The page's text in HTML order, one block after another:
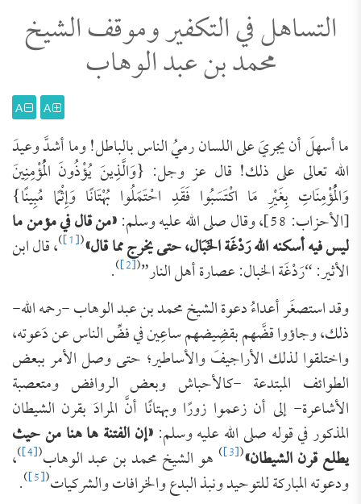
التساهل في التكفير وموقف الشيخ
محمد بن عبد الوهاب
A
A
ما أسهلَ أن يجريَ على اللسان رميُ الناس بالباطل! وما أشدَّ وعيدَ
الله تعالى على ذلك! قال عز وجل: {وَالَّذِينَ يُؤْذُونَ الْمُؤْمِنِينَ
وَالْمُؤْمِنَاتِ بِغَيْرِ مَا اكْتَسَبُوا فَقَدِ احْتَمَلُوا بُهْتَانًا وَإِثْمًا مُبِينًا}
[الأحزاب: 58]، وقال صلى الله عليه وسلم: «من قال في مؤمن ما
ليس فيه أسكنه الله رَدْغَة الخَبَال، حتى يخرج مما قال»(
[1]
)، قال ابن
الأثير: “رَدْغَة الخبال: عصارة أهل النار”(
[2]
)
.
وقد استصغَر أعداءُ دعوة الشيخ محمد بن عبد الوهاب -رحمه الله-
ذلك، وجاؤوا قضَّهم بقضِيضهم ساعِين في فضِّ الناس عن دَعوته،
واختلقوا لذلك الأراجيفَ والأساطير؛ حتى وصل الأمر ببعض
الطوائف المبتدعة -كالأحباش وبعض الروافض ومتعصبة
الأشاعرة- إلى أن زعموا زورًا وبهتانًا أنَّ المرادَ بقرن الشيطان
المذكور في قوله صلى الله عليه وسلم:«إن الفتنة ها هنا من حيث
يطلع قرن الشيطان»(
[3]
) هو الشيخ محمد بن عبد الوهاب(
[4]
)،
ودعوته المباركة للتوحيد ونبذ البدع والخرافات والشركيات(
[5]
)
.